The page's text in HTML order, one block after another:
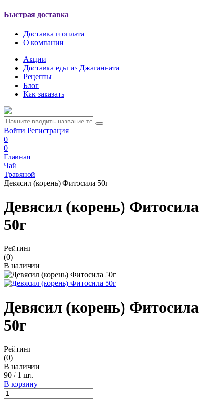
Быстрая доставка
Доставка и оплата
О компании
Акции
Доставка еды из Джаганната
Рецепты
Блог
Как заказать
Войти Регистрация
0
0
Главная
Чай
Травяной
Девясил (корень) Фитосила 50г
Девясил (корень) Фитосила
50г
Рейтинг
(0)
В наличии
Девясил (корень) Фитосила
50г
Рейтинг
(0)
В наличии
90 / 1 шт.
В корзину